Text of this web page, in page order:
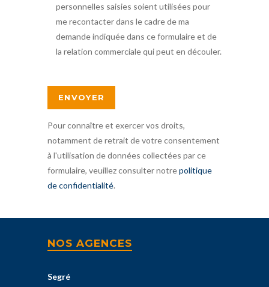
personnelles saisies soient utilisées pour
me recontacter dans le cadre de ma
demande indiquée dans ce formulaire et de
la relation commerciale qui peut en découler.
Pour connaître et exercer vos droits,
notamment de retrait de votre consentement
à l'utilisation de données collectées par ce
formulaire, veuillez consulter notrepolitique
de confidentialité.
NOS AGENCES
Segré